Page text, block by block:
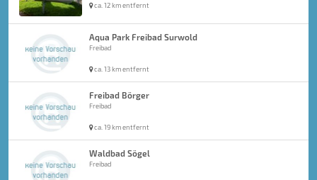
ca. 12 km entfernt
Aqua Park Freibad Surwold
Freibad
ca. 13 km entfernt
Freibad Börger
Freibad
ca. 19 km entfernt
Waldbad Sögel
Freibad